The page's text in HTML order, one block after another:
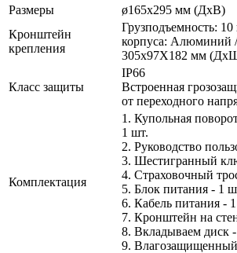
Размеры
ø165х295 мм (ДхВ)
Кронштейн
крепления
Грузподъемность:
корпуса: Алюминий
305х97X182 мм
Класс защиты
IP66
Встроенная
от переходного
Комплектация
1. Купольная
1 шт.
2. Руководство
3. Шестигранный
4. Страховочный
5. Блок питания - 1
6. Кабель питания -
7. Кронштейн на
8. Вкладываем диск
9.